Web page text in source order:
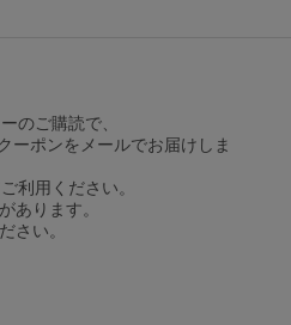
のご購読で、
ーポンをメールでお届けしま
利用ください。
あります。
さい。